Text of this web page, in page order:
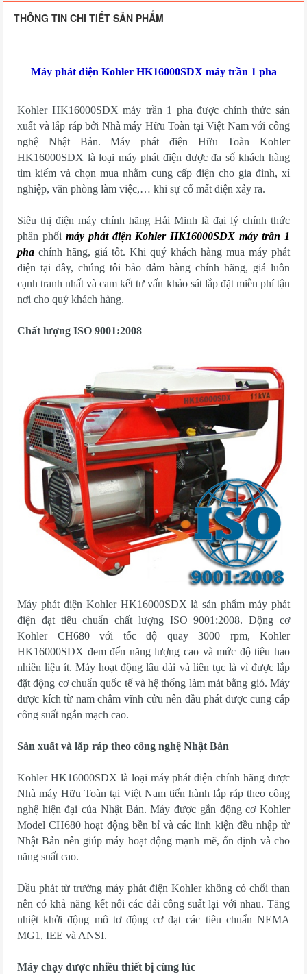
THÔNG TIN CHI TIẾT SẢN PHẨM
Máy phát điện Kohler HK16000SDX máy trần 1 pha
Kohler HK16000SDX máy trần 1 pha được chính thức sản
xuất và lắp ráp bởi Nhà máy Hữu Toàn tại Việt Nam với công
nghệ Nhật Bản. Máy phát điện Hữu Toàn Kohler
HK16000SDX là loại máy phát điện được đa số khách hàng
tìm kiếm và chọn mua nhằm cung cấp điện cho gia đình, xí
nghiệp, văn phòng làm việc,… khi sự cố mất điện xảy ra.
Siêu thị điện máy chính hãng Hải Minh là đại lý chính thức
phân phối máy phát điện Kohler HK16000SDX máy trần 1
pha chính hãng, giá tốt. Khi quý khách hàng mua máy phát
điện tại đây, chúng tôi bảo đảm hàng chính hãng, giá luôn
cạnh tranh nhất và cam kết tư vấn khảo sát lắp đặt miễn phí tận
nơi cho quý khách hàng.
Chất lượng ISO 9001:2008
Máy phát điện Kohler HK16000SDX là sản phẩm máy phát
điện đạt tiêu chuẩn chất lượng ISO 9001:2008. Động cơ
Kohler CH680 với tốc độ quay 3000 rpm, Kohler
HK16000SDX đem đến năng lượng cao và mức độ tiêu hao
nhiên liệu ít. Máy hoạt động lâu dài và liên tục là vì được lắp
đặt động cơ chuẩn quốc tế và hệ thống làm mát bằng gió. Máy
được kích từ nam châm vĩnh cửu nên đầu phát được cung cấp
công suất ngắn mạch cao.
Sản xuất và lắp ráp theo công nghệ Nhật Bản
Kohler HK16000SDX là loại máy phát điện chính hãng được
Nhà máy Hữu Toàn tại Việt Nam tiến hành lắp ráp theo công
nghệ hiện đại của Nhật Bản. Máy được gắn động cơ Kohler
Model CH680 hoạt động bền bỉ và các linh kiện đều nhập từ
Nhật Bản nên giúp máy hoạt động mạnh mẽ, ổn định và cho
năng suất cao.
Đầu phát từ trường máy phát điện Kohler không có chổi than
nên có khả năng kết nối các dải công suất lại với nhau. Tăng
nhiệt khởi động mô tơ động cơ đạt các tiêu chuẩn NEMA
MG1, IEE và ANSI.
Máy chạy được nhiều thiết bị cùng lúc